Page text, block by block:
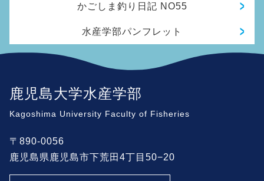
かごしま釣り日記 NO55
水産学部パンフレット
鹿児島大学水産学部
Kagoshima University Faculty of Fisheries
〒890-0056
鹿児島県鹿児島市下荒田4丁目50−20